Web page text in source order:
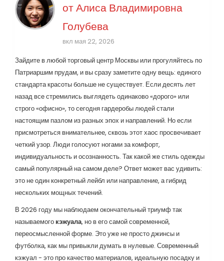
отАлиса Владимировна
Голубева
вкл мая 22, 2026
Зайдите в любой торговый центр Москвы или прогуляйтесь по
Патриаршим прудам, и вы сразу заметите одну вещь: единого
стандарта красоты больше не существует. Если десять лет
назад все стремились выглядеть одинаково «дорого» или
строго «офисно», то сегодня гардеробы людей стали
настоящим пазлом из разных эпох и направлений. Но если
присмотреться внимательнее, сквозь этот хаос просвечивает
четкий узор. Люди голосуют ногами за комфорт,
индивидуальность и осознанность. Так какой же стиль одежды
самый популярный на самом деле? Ответ может вас удивить:
это не один конкретный лейбл или направление, а гибрид
нескольких мощных течений.
В 2026 году мы наблюдаем окончательный триумф так
называемого кэжуала, но в его самой современной,
переосмысленной форме. Это уже не просто джинсы и
футболка, как мы привыкли думать в нулевые. Современный
кэжуал - это про качество материалов, идеальную посадку и